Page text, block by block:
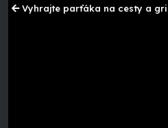
Vyhrajte parťáka na cesty a